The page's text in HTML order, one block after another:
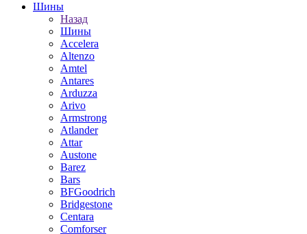
Шины
Назад
Шины
Accelera
Altenzo
Amtel
Antares
Arduzza
Arivo
Armstrong
Atlander
Attar
Austone
Barez
Bars
BFGoodrich
Bridgestone
Centara
Comforser